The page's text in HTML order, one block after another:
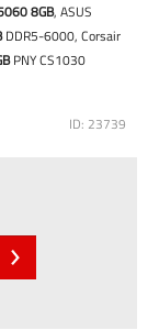
8GB, ASUS
DDR5-6000, Corsair
PNY CS1030
ID: 23739